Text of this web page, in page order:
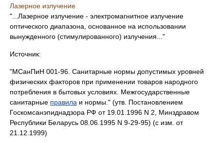
Лазерное излучение
"...Лазерное излучение - электромагнитное излучение
оптического диапазона, основанное на использовании
вынужденного (стимулированного) излучения..."
Источник:
"МСанПиН 001-96. Санитарные нормы допустимых уровней
физических факторов при применении товаров народного
потребления в бытовых условиях. Межгосударственные
санитарные правила и нормы." (утв. Постановлением
Госкомсанэпиднадзора РФ от 19.01.1996 N 2, Минздравом
Республики Беларусь 08.06.1995 N 9-29-95) (с изм. от
21.12.1999)